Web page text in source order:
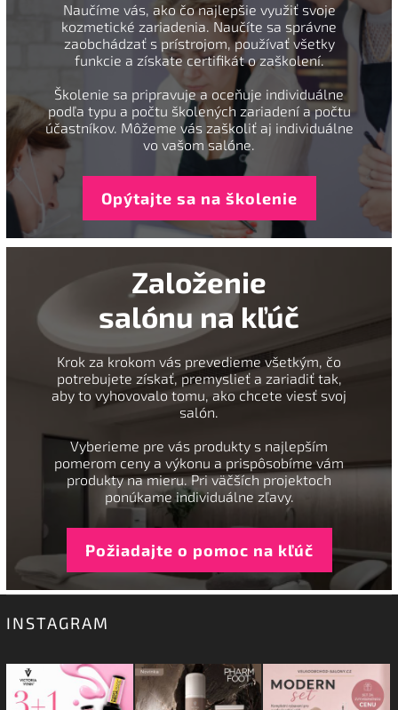
Naučíme vás, ako čo najlepšie využiť svoje
kozmetické zariadenia. Naučíte sa správne
zaobchádzať s prístrojom, používať všetky
funkcie a získate certifikát o zaškolení.
Školenie sa pripravuje a oceňuje individuálne
podľa typu a počtu školených zariadení a počtu
účastníkov. Môžeme vás zaškoliť aj individuálne
vo vašom salóne.
Opýtajte sa na školenie
Založenie
salónu na kľúč
Krok za krokom vás prevedieme všetkým, čo
potrebujete získať, premyslieť a zariadiť tak,
aby to vyhovovalo tomu, ako chcete viesť svoj
salón.
Vyberieme pre vás produkty s najlepším
pomerom ceny a výkonu a prispôsobíme vám
produkty na mieru. Pri väčších projektoch
ponúkame individuálne zľavy.
Požiadajte o pomoc na kľúč
INSTAGRAM